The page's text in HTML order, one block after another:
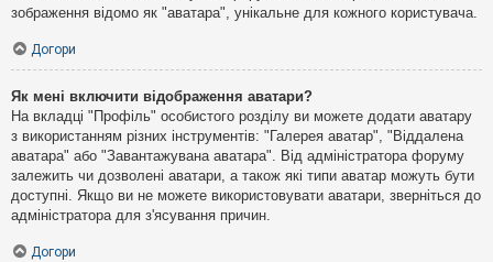
зображення відомо як "аватара", унікальне для кожного користувача.
Догори
Як мені включити відображення аватари?
На вкладці "Профіль" особистого розділу ви можете додати аватару
з використанням різних інструментів: "Галерея аватар", "Віддалена
аватара" або "Завантажувана аватара". Від адміністратора форуму
залежить чи дозволені аватари, а також які типи аватар можуть бути
доступні. Якщо ви не можете використовувати аватари, зверніться до
адміністратора для з'ясування причин.
Догори